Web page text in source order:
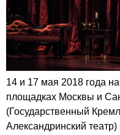
14 и 17 мая 2018 года
площадках Москвы и
(Государственный
Александринский